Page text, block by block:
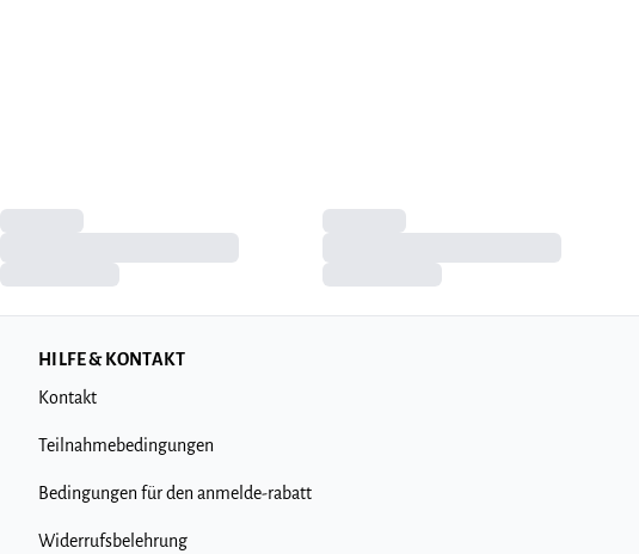
HILFE & KONTAKT
Kontakt
Teilnahmebedingungen
Bedingungen für den anmelde-rabatt
Widerrufsbelehrung